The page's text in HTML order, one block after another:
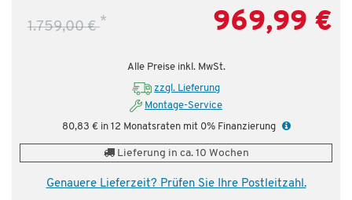
1.759,00 €* 969,99 €
Alle Preise inkl. MwSt.
zzgl. Lieferung
Montage-Service
80,83 € in 12 Monatsraten mit 0% Finanzierung
Lieferung in ca. 10 Wochen
Genauere Lieferzeit? Prüfen Sie Ihre Postleitzahl.